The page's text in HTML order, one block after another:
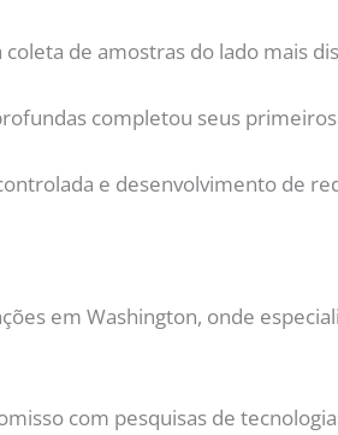
de amostras do lado mais
completou seus
e desenvolvimento de
em Washington, onde
com pesquisas de